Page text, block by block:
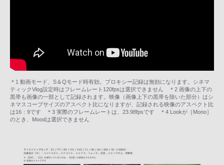
＊1 動画モード、S＆Qモード時有効。プロキシー記録は無効になります。シネマ
ティックVlog設定時はフレームレート120fpsは選択できません ＊2 画像の上下の
黒帯も画像の一部として記録されます。映像（画像上下の黒帯を除いた部分）はシ
ネマスコープサイズのアスペクト比になりますが、記録される映像のアスペクト比
は16：9です ＊3 実際のフレームレートは、23.98fpsです ＊4 Lookが［Mono］
のとき、Moodは選択できません